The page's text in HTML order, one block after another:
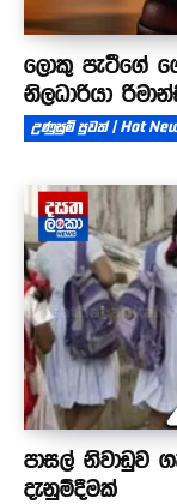
ලොකු පැටීගේ
නිලධාරියා
උණුසුම් පුවත් | Hot
පාසල් නිවාඩුව
දැනුම්දීමක්